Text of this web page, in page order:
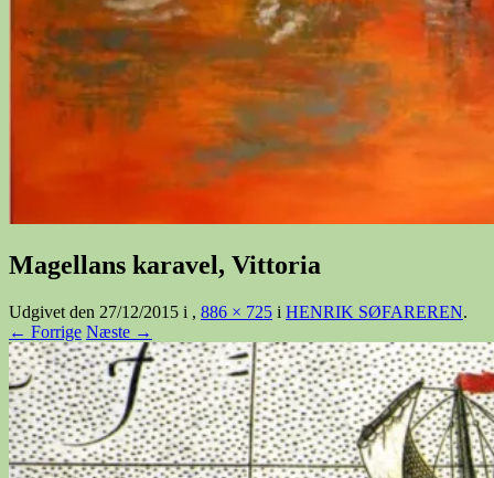
Magellans karavel, Vittoria
Udgivet den 27/12/2015 i , 886 × 725 i HENRIK SØFAREREN.
← Forrige Næste →